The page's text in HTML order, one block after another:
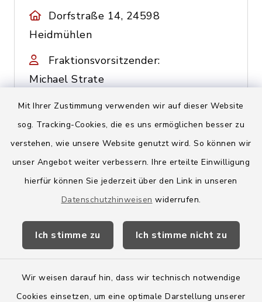
Mit Ihrer Zustimmung verwenden wir auf dieser Website
sog. Tracking-Cookies, die es uns ermöglichen besser zu
verstehen, wie unsere Website genutzt wird. So können wir
unser Angebot weiter verbessern. Ihre erteilte Einwilligung
hierfür können Sie jederzeit über den Link in unseren
Datenschutzhinweisen widerrufen.
Ich stimme zu Ich stimme nicht zu
Wir weisen darauf hin, dass wir technisch notwendige
Cookies einsetzen, um eine optimale Darstellung unserer
Dorfstraße 14, 24598
Heidmühlen
Fraktionsvorsitzender:
Michael Strate
04320/599657
CDU Ortsverband
Rickling
Rickling
Vorsitzende: Karen Wilcken-
Dobbruntz